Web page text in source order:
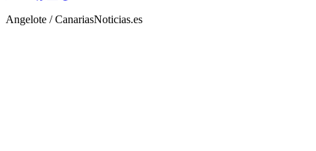
Angelote / CanariasNoticias.es